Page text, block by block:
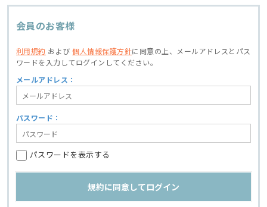
会員のお客様
利用規約 および個人情報保護方針に同意の上、
メールアドレスとパス
ワードを入力してログインしてください。
メールアドレス：
パスワード：
パスワードを表示する